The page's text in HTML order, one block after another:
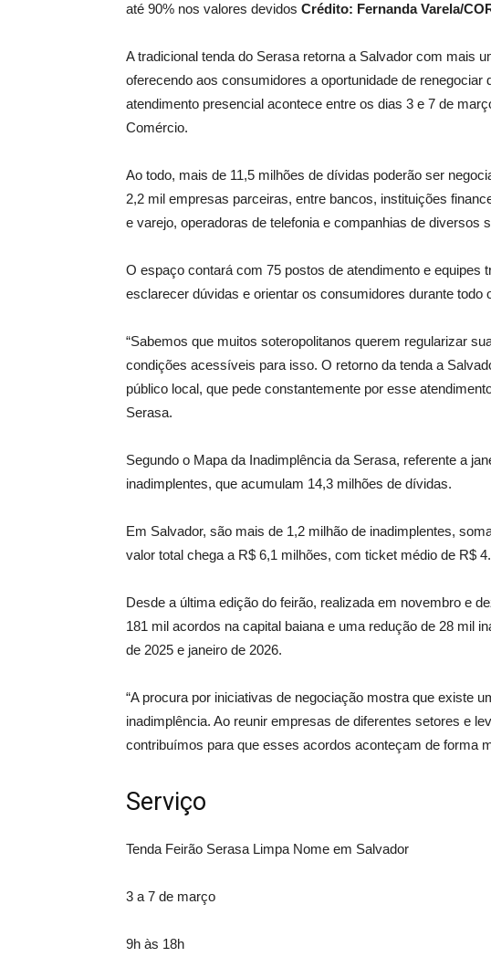
até 90% nos valores devidos Crédito: Fernanda Varela/
A tradicional tenda do Serasa retorna a Salvador com mais
oferecendo aos consumidores a oportunidade de
atendimento presencial acontece entre os dias 3 e 7 de
Comércio.
Ao todo, mais de 11,5 milhões de dívidas poderão ser
2,2 mil empresas parceiras, entre bancos, instituições
e varejo, operadoras de telefonia e companhias de diversos
O espaço contará com 75 postos de atendimento e equipes
esclarecer dúvidas e orientar os consumidores durante todo
“Sabemos que muitos soteropolitanos querem regularizar
condições acessíveis para isso. O retorno da tenda a
público local, que pede constantemente por esse
Serasa.
Segundo o Mapa da Inadimplência da Serasa, referente a
inadimplentes, que acumulam 14,3 milhões de dívidas.
Em Salvador, são mais de 1,2 milhão de inadimplentes,
valor total chega a R$ 6,1 milhões, com ticket médio de R$
Desde a última edição do feirão, realizada em novembro e
181 mil acordos na capital baiana e uma redução de 28 mil
de 2025 e janeiro de 2026.
“A procura por iniciativas de negociação mostra que existe
inadimplência. Ao reunir empresas de diferentes setores e
contribuímos para que esses acordos aconteçam de forma
Serviço
Tenda Feirão Serasa Limpa Nome em Salvador
3 a 7 de março
9h às 18h